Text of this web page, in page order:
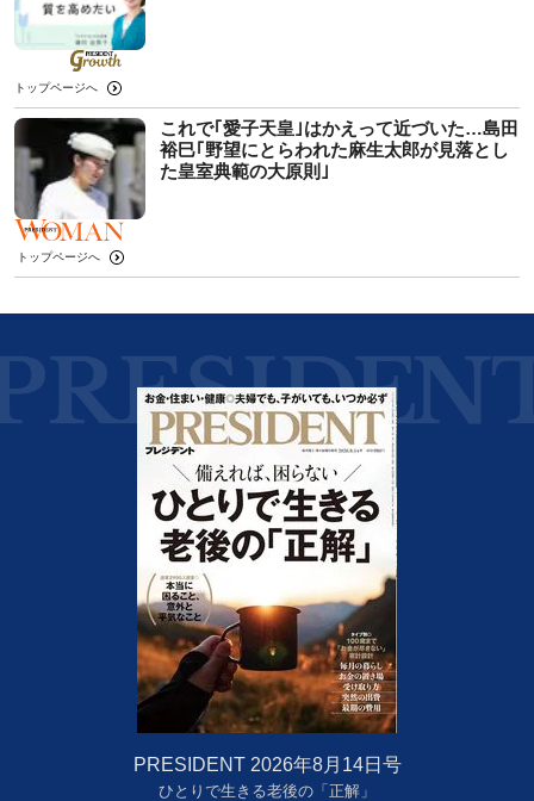
トップページへ
これで｢愛子天皇｣はかえって近づいた…島田
裕巳｢野望にとらわれた麻生太郎が見落とし
た皇室典範の大原則｣
トップページへ
PRESIDENT 2026年8月14日号
ひとりで生きる老後の「正解」